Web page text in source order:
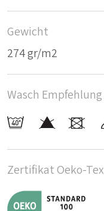
Gewicht
274 gr/m2
Wasch Empfehlung
Zertifikat Oeko-Tex